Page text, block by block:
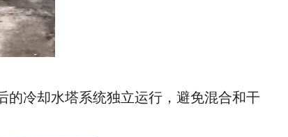
的冷却水塔系统独立运行，避免混合和干